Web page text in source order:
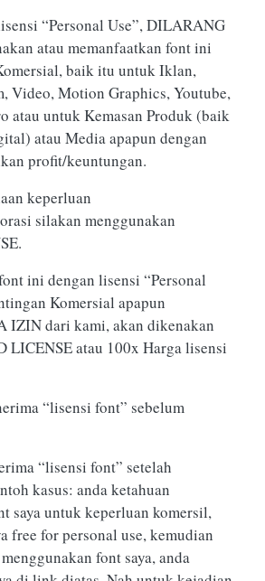
“Personal Use”, DILARANG
atau memanfaatkan font ini
baik itu untuk Iklan,
Video, Motion Graphics, Youtube,
atau untuk Kemasan Produk (baik
atau Media apapun dengan
profit/keuntungan.
keperluan
silakan menggunakan
ini dengan lisensi “Personal
Komersial apapun
IZIN dari kami, akan dikenakan
LICENSE atau 100x Harga lisensi
“lisensi font” sebelum
“lisensi font” setelah
kasus: anda ketahuan
saya untuk keperluan komersil,
free for personal use, kemudian
font saya, anda